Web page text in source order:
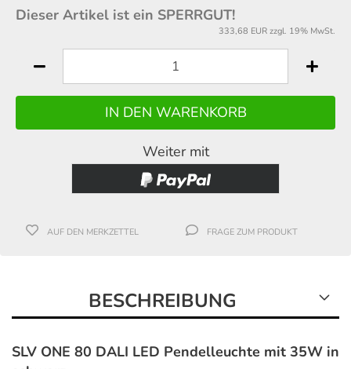
Dieser Artikel ist ein SPERRGUT!
333,68 EUR zzgl. 19% MwSt.
Weiter mit
AUF DEN MERKZETTEL FRAGE ZUM PRODUKT
BESCHREIBUNG
SLV ONE 80 DALI LED Pendelleuchte mit 35W in